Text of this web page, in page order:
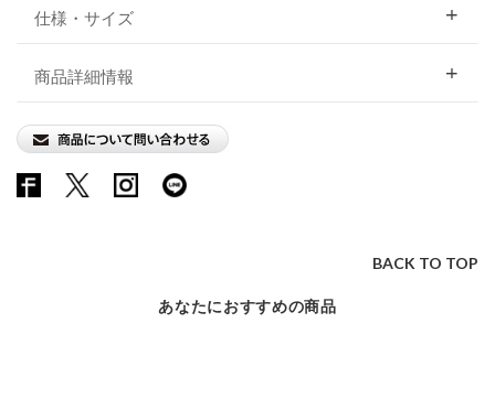
仕様・サイズ
商品詳細情報
BACK TO TOP
あなたにおすすめの商品